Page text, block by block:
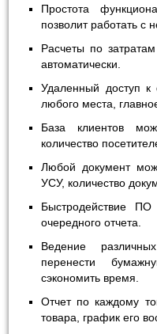
Простота
позволит работать с
Расчеты по
автоматически.
Удаленный доступ к
любого места,
База клиентов
количество
Любой документ
УСУ, количество
Быстродействие
очередного отчета.
Ведение
перенести
сэкономить время.
Отчет по каждому
товара, график его